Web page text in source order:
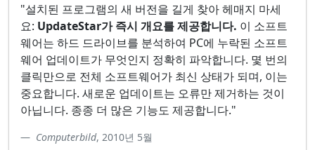
"설치된 프로그램의 새 버전을 길게 찾아 헤매지 마세
요: UpdateStar가 즉시 개요를 제공합니다. 이 소프트
웨어는 하드 드라이브를 분석하여 PC에 누락된 소프트
웨어 업데이트가 무엇인지 정확히 파악합니다. 몇 번의
클릭만으로 전체 소프트웨어가 최신 상태가 되며, 이는
중요합니다. 새로운 업데이트는 오류만 제거하는 것이
아닙니다. 종종 더 많은 기능도 제공합니다."
Computerbild, 2010년 5월